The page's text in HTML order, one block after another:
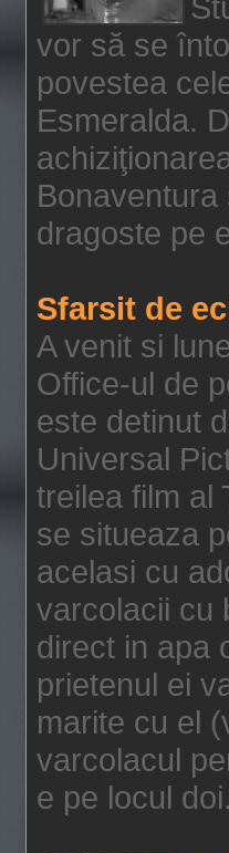
vor să se
povestea
Esmeralda.
dragoste pe
Sfarsit de
A venit si
Office-ul de
este detinut
Universal
treilea film al
se situeaza
acelasi cu
varcolacii cu
direct in apa
prietenul ei
marite cu el
varcolacul
e pe locul